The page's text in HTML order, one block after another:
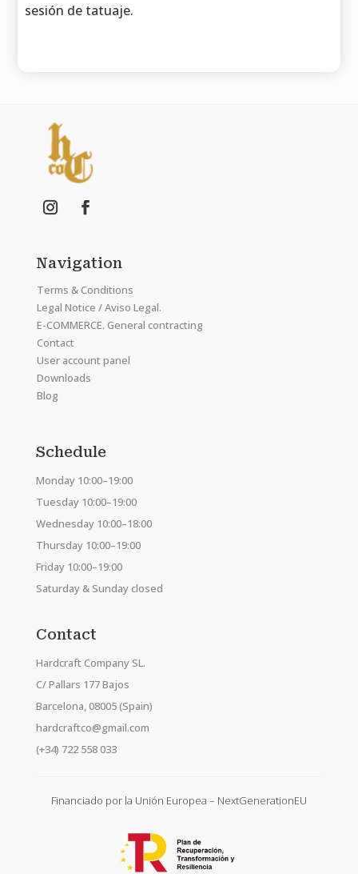
sesión de tatuaje.
Navigation
Terms & Conditions
Legal Notice / Aviso Legal.
E-COMMERCE. General contracting
Contact
User account panel
Downloads
Blog
Schedule
Monday 10:00–19:00
Tuesday 10:00–19:00
Wednesday 10:00–18:00
Thursday 10:00–19:00
Friday 10:00–19:00
Saturday & Sunday closed
Contact
Hardcraft Company SL.
C/ Pallars 177 Bajos
Barcelona, 08005 (Spain)
hardcraftco@gmail.com
(+34) 722 558 033
Financiado por la Unión Europea – NextGenerationEU